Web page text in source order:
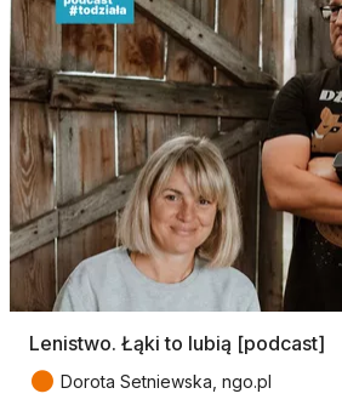
Lenistwo. Łąki to lubią [podcast]
● Dorota Setniewska, ngo.pl